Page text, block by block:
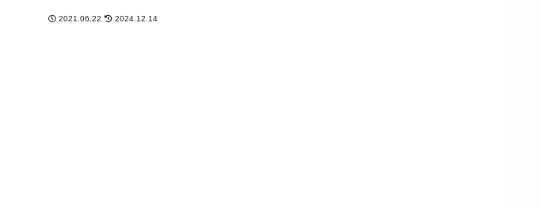
2021.06.22 2024.12.14